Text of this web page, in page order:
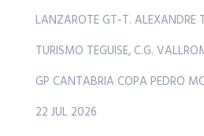
LANZAROTE GT-T. ALEXANDRE
TURISMO TEGUISE, C.G.
GP CANTABRIA COPA PEDRO
22 JUL 2026